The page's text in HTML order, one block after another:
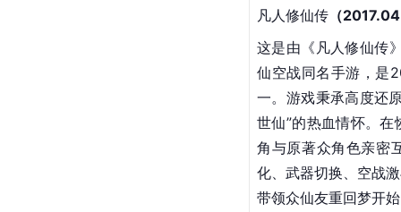
凡人修仙传 （
这是由《凡人修仙传
仙空战同名手游，是
一。游戏秉承高度还
世仙”的热血情怀。
角与原著众角色亲密
化、武器切换、空战
带领众仙友重回梦开